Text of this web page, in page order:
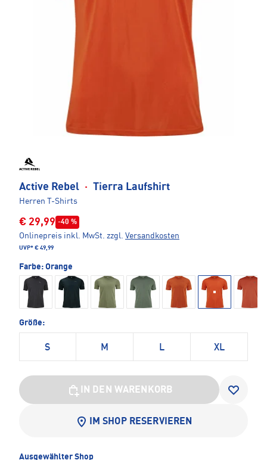
Active Rebel · Tierra Laufshirt
Herren T-Shirts
€ 29,99 -40 %
Onlinepreis inkl. MwSt. zzgl. Versandkosten
UVP* € 49,99
Farbe: Orange
Größe:
S M L XL
IN DEN WARENKORB
IM SHOP RESERVIEREN
Ausgewählter Shop